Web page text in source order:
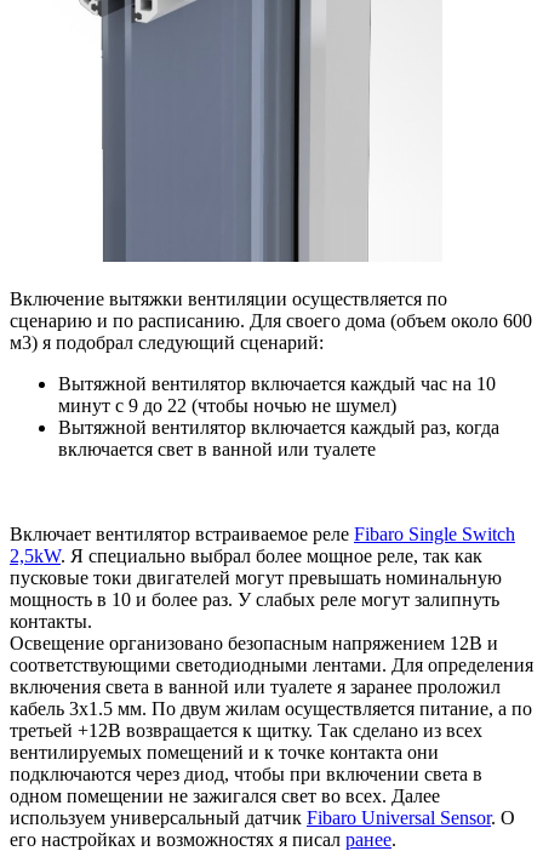
Включение вытяжки вентиляции осуществляется по
сценарию и по расписанию. Для своего дома (объем около 600
м3) я подобрал следующий сценарий:
Вытяжной вентилятор включается каждый час на 10
минут с 9 до 22 (чтобы ночью не шумел)
Вытяжной вентилятор включается каждый раз, когда
включается свет в ванной или туалете
Включает вентилятор встраиваемое реле Fibaro Single Switch
2,5kW. Я специально выбрал более мощное реле, так как
пусковые токи двигателей могут превышать номинальную
мощность в 10 и более раз. У слабых реле могут залипнуть
контакты.
Освещение организовано безопасным напряжением 12В и
соответствующими светодиодными лентами. Для определения
включения света в ванной или туалете я заранее проложил
кабель 3х1.5 мм. По двум жилам осуществляется питание, а по
третьей +12В возвращается к щитку. Так сделано из всех
вентилируемых помещений и к точке контакта они
подключаются через диод, чтобы при включении света в
одном помещении не зажигался свет во всех. Далее
используем универсальный датчик Fibaro Universal Sensor. О
его настройках и возможностях я писал ранее.